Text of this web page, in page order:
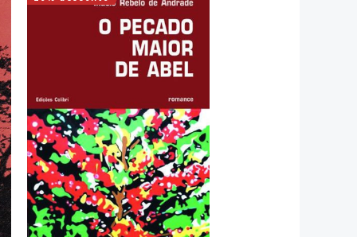
O
original
O
preço
atual
11,34 €.